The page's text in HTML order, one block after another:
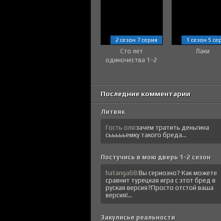
Сто лет
одиночества 1-2
2 сезон 7 серия
Лаки
1 сезон 5
Последние комментарии
Литвяк
Гость оля:зачем тратить деньгина
сьььььемку такого бреда...
Постучись в мою дверь 1-2 сезон
hatanga68:Вы сериозно? Как можете
сравнит турецкая игра с этот бред в
руская версия?Просто отстой ваша
версия!...
Закулисье реальности